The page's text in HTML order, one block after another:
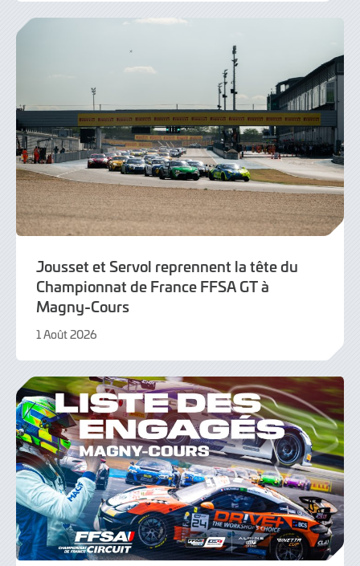
Jousset et Servol reprennent la tête du
Championnat de France FFSA GT à
Magny-Cours
1 Août 2026
Août